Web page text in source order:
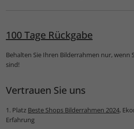
100 Tage Rückgabe
Behalten Sie Ihren Bilderrahmen nur, wenn
sind!
Vertrauen Sie uns
1. Platz Beste Shops Bilderrahmen 2024,
Erfahrung